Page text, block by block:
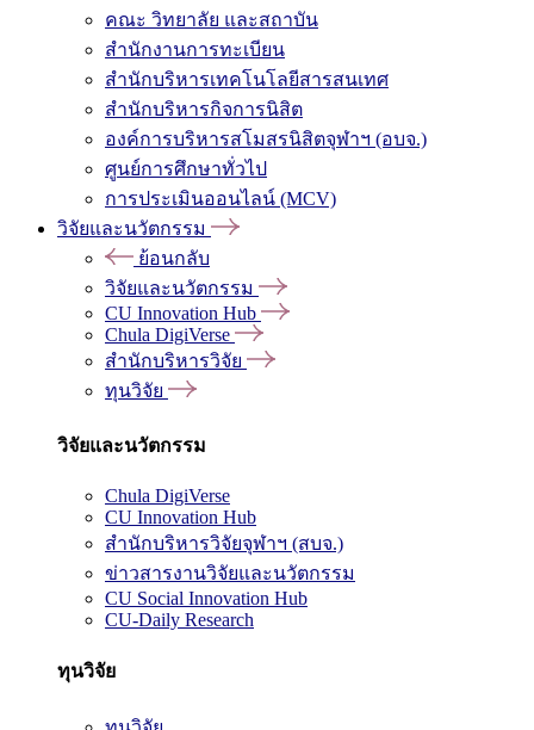
คณะ วิทยาลัย และสถาบัน
สำนักงานการทะเบียน
สำนักบริหารเทคโนโลยีสารสนเทศ
สำนักบริหารกิจการนิสิต
องค์การบริหารสโมสรนิสิตจุฬาฯ (อบจ.)
ศูนย์การศึกษาทั่วไป
การประเมินออนไลน์ (MCV)
วิจัยและนวัตกรรม
ย้อนกลับ
วิจัยและนวัตกรรม
CU Innovation Hub
Chula DigiVerse
สำนักบริหารวิจัย
ทุนวิจัย
วิจัยและนวัตกรรม
Chula DigiVerse
CU Innovation Hub
สำนักบริหารวิจัยจุฬาฯ (สบจ.)
ข่าวสารงานวิจัยและนวัตกรรม
CU Social Innovation Hub
CU-Daily Research
ทุนวิจัย